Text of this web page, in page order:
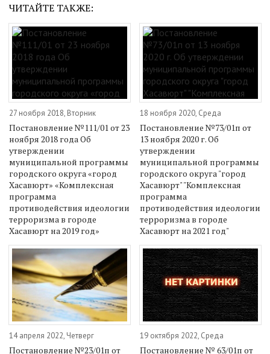
ЧИТАЙТЕ ТАКЖЕ:
27 ноября 2018, Вторник
Постановление №111/01 от 23
ноября 2018 года Об
утверждении
муниципальной программы
городского округа «город
Хасавюрт» «Комплексная
программа
противодействия идеологии
терроризма в городе
Хасавюрт на 2019 год»
18 ноября 2020, Среда
Постановление №73/01п от
13 ноября 2020 г. Об
утверждении
муниципальной программы
городского округа "город
Хасавюрт" "Комплексная
программа
противодействия идеологии
терроризма в городе
Хасавюрт на 2021 год"
14 апреля 2022, Четверг
Постановление №23/01п от
19 октября 2022, Среда
Постановление № 63/01п от